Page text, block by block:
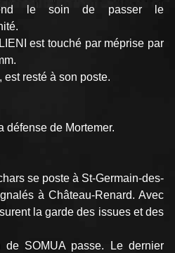
le soin de passer le
est touché par méprise par
est resté à son poste.
défense de Mortemer.
se poste à St-Germain-des-
à Château-­Renard. Avec
la garde des issues et des
de SOMUA passe. Le dernier